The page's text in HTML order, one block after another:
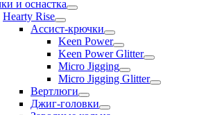
и оснастка
Hearty Rise
Ассист-крючки
Keen Power
Keen Power Glitter
Micro Jigging
Micro Jigging Glitter
Вертлюги
Джиг-головки